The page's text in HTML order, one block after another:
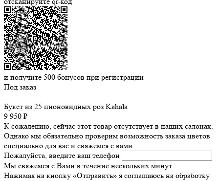
и получите 500 бонусов при регистрации
Под заказ
Букет из 25 пионовидных роз Kahala
9 950 ₽
К сожалению, сейчас этот товар отсутствует в наших салонах.
Однако мы обязательно проверим возможность заказа цветов
специально для вас и свяжемся с вами
Пожалуйста, введите ваш телефон
Мы свяжемся с Вами в течение нескольких минут.
Нажимая на кнопку «Отправить» я соглашаюсь на обработку